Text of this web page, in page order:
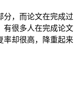
分，而论文在完成过
有很多人在完成论文
率却很高，降重起来